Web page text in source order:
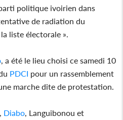
politique ivoirien dans
de radiation du
liste électorale ».
, a été le lieu choisi ce samedi 10
PDCI pour un rassemblement
marche dite de protestation.
Diabo , Languibonou et